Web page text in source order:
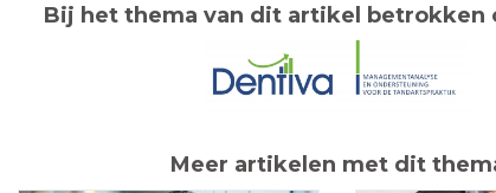
Bij het thema van dit artikel betrokken
Meer artikelen met dit